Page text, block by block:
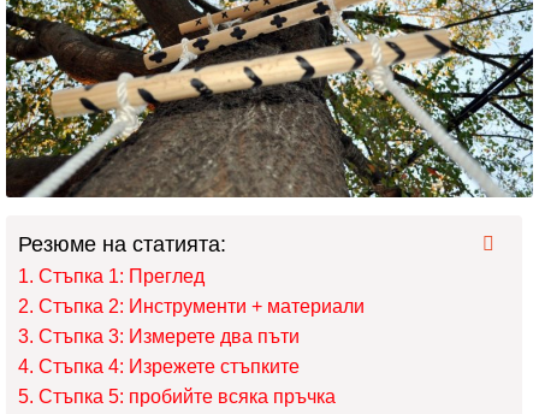
Резюме на статията:
Стъпка 1: Преглед
Стъпка 2: Инструменти + материали
Стъпка 3: Измерете два пъти
Стъпка 4: Изрежете стъпките
Стъпка 5: пробийте всяка пръчка